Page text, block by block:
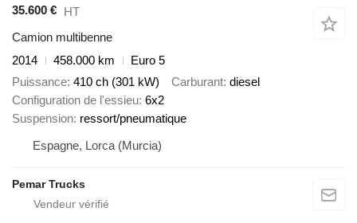
35.600 € HT
Camion multibenne
2014
458.000 km
Euro 5
Puissance 410 ch (301 kW) Carburant diesel
Configuration de l'essieu 6x2
Suspension ressort/pneumatique
Espagne, Lorca (Murcia)
Pemar Trucks